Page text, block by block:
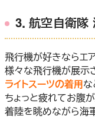
3．航空自衛隊
飛行機が好きならエ
様々な飛行機が展示
ライトスーツの着用な
ちょっと疲れてお腹
着陸を眺めながら海